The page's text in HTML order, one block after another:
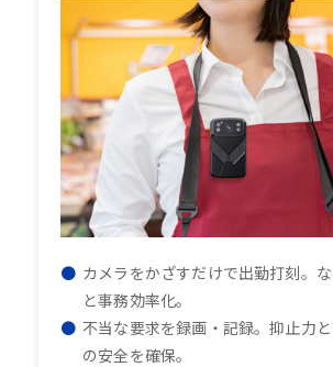
カメラをかざすだけで出勤打刻。
と事務効率化。
不当な要求を録画・記録。抑止力
の安全を確保。